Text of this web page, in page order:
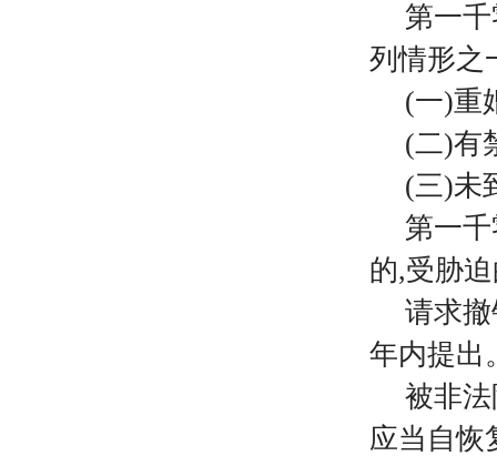
第一
列情形之
(一)重
(二)有
(三)未
第一
的,受胁
请求
年内提出
被非
应当自恢